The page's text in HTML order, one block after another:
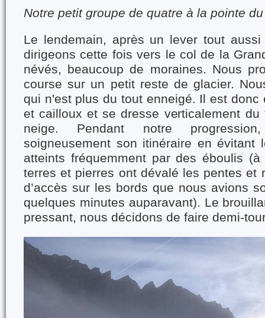
Notre petit groupe de quatre à la pointe
Le lendemain, après un lever tout
dirigeons cette fois vers le col de la
névés, beaucoup de moraines. Nous
course sur un petit reste de glacier.
qui n'est plus du tout enneigé. Il est donc
et cailloux et se dresse verticalement du
neige. Pendant notre
soigneusement son itinéraire en évitant
atteints fréquemment par des éboulis
terres et pierres ont dévalé les pentes et
d’accès sur les bords que nous avions
quelques minutes auparavant). Le
pressant, nous décidons de faire demi-